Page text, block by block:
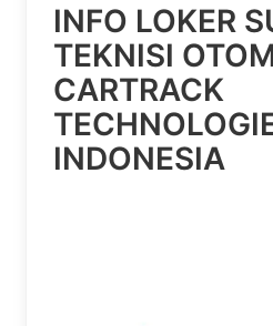
INFO LOKER
TEKNISI
CARTRACK
INDONESIA